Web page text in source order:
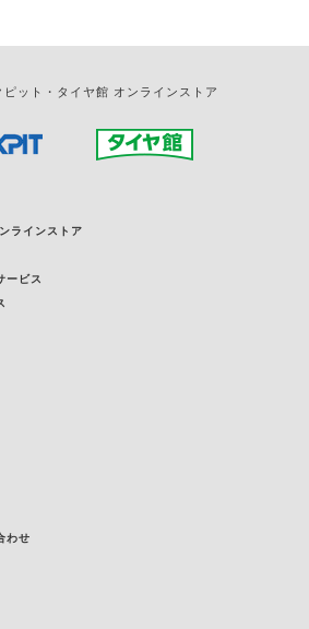
ピット・タイヤ館 オンラインストア
ラインストア
ービス
わせ